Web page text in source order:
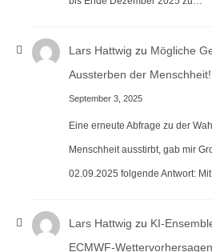
Lars Hattwig zu Mögliche
Aussterben der Menschheit!
September 3, 2025
Eine erneute Abfrage zu der
Menschheit ausstirbt, gab mir
02.09.2025 folgende Antwort:
Lars Hattwig zu KI-
ECMWF-